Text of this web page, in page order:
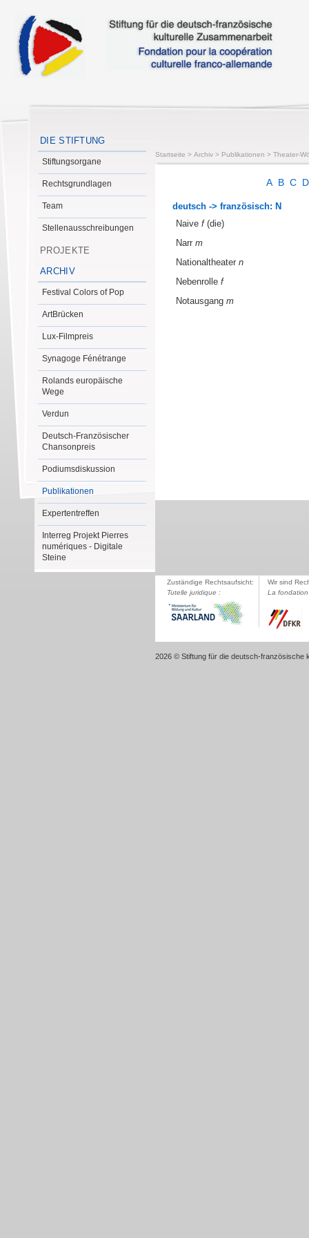
DIE STIFTUNG
Stiftungsorgane
Rechtsgrundlagen
Team
Stellenausschreibungen
PROJEKTE
ARCHIV
Festival Colors of Pop
ArtBrücken
Lux-Filmpreis
Synagoge Fénétrange
Rolands europäische
Wege
Verdun
Deutsch-Französischer
Chansonpreis
Podiumsdiskussion
Publikationen
Expertentreffen
Interreg Projekt Pierres
numériques - Digitale
Steine
Startseite > Archiv > Publikationen > Theater-
A B C
deutsch -> französisch: N
Naive f(die)
Narr m
Nationaltheater n
Nebenrolle f
Notausgang m
Zuständige Rechtsaufsicht:
Tutelle juridique :
Wir sind
La
2026 © Stiftung für die deutsch-französische